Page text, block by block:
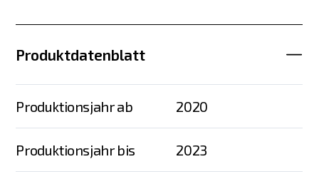
Produktdatenblatt
Produktionsjahr ab 2020
Produktionsjahr bis 2023